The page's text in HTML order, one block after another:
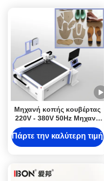
Μηχανή κοπής κουβέρτας
220V - 380V 50Hz Μηχανή
κοπής χαλιών CNC με
δονητικό μαχαίρι
Πάρτε την καλύτερη τιμή